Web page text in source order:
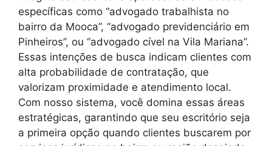
específicas como “advogado trabalhista no
bairro da Mooca”, “advogado previdenciário em
Pinheiros”, ou “advogado cível na Vila Mariana”.
Essas intenções de busca indicam clientes com
alta probabilidade de contratação, que
valorizam proximidade e atendimento local.
Com nosso sistema, você domina essas áreas
estratégicas, garantindo que seu escritório seja
a primeira opção quando clientes buscarem por